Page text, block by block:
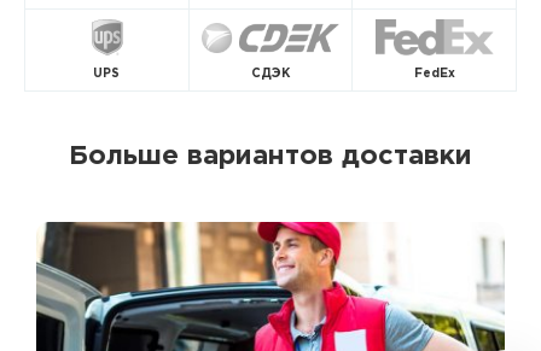
UPS СДЭК FedEx
Больше вариантов доставки